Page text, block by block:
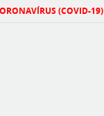
(COVID-19)